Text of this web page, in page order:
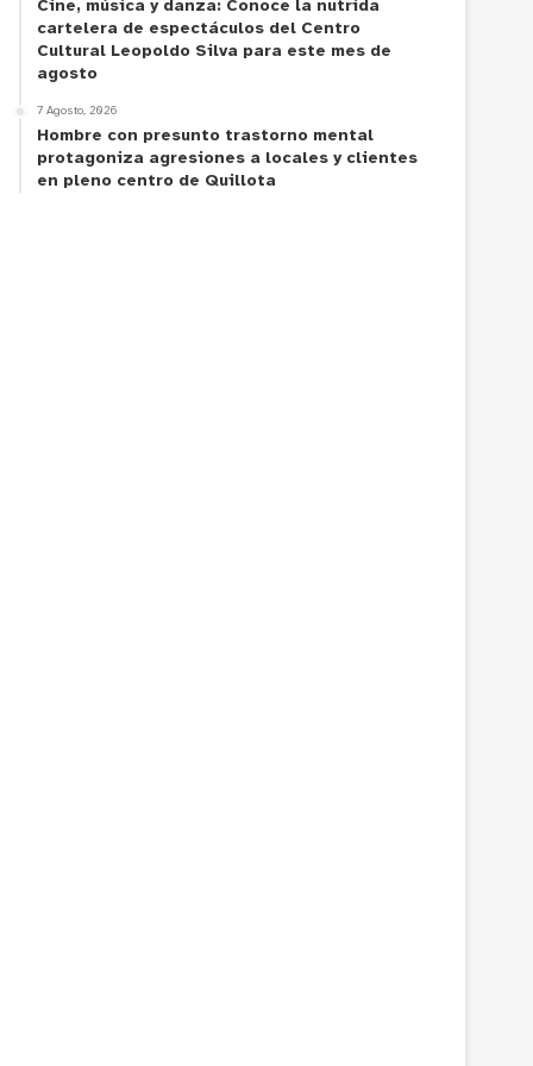
Cine, música y danza: Conoce la nutrida
cartelera de espectáculos del Centro
Cultural Leopoldo Silva para este mes de
agosto
7 Agosto, 2026
Hombre con presunto trastorno mental
protagoniza agresiones a locales y clientes
en pleno centro de Quillota